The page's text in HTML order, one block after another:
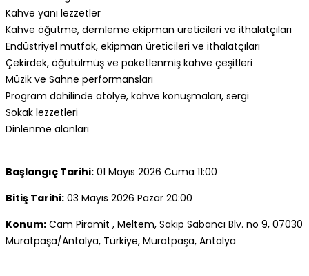
Kahve yanı lezzetler
Kahve öğütme, demleme ekipman üreticileri ve ithalatçıları
Endüstriyel mutfak, ekipman üreticileri ve ithalatçıları
Çekirdek, öğütülmüş ve paketlenmiş kahve çeşitleri
Müzik ve Sahne performansları
Program dahilinde atölye, kahve konuşmaları, sergi
Sokak lezzetleri
Dinlenme alanları
Başlangıç Tarihi:01 Mayıs 2026 Cuma 11:00
Bitiş Tarihi:03 Mayıs 2026 Pazar 20:00
Konum:Cam Piramit , Meltem, Sakıp Sabancı Blv. no 9, 07030
Muratpaşa/Antalya, Türkiye, Muratpaşa, Antalya